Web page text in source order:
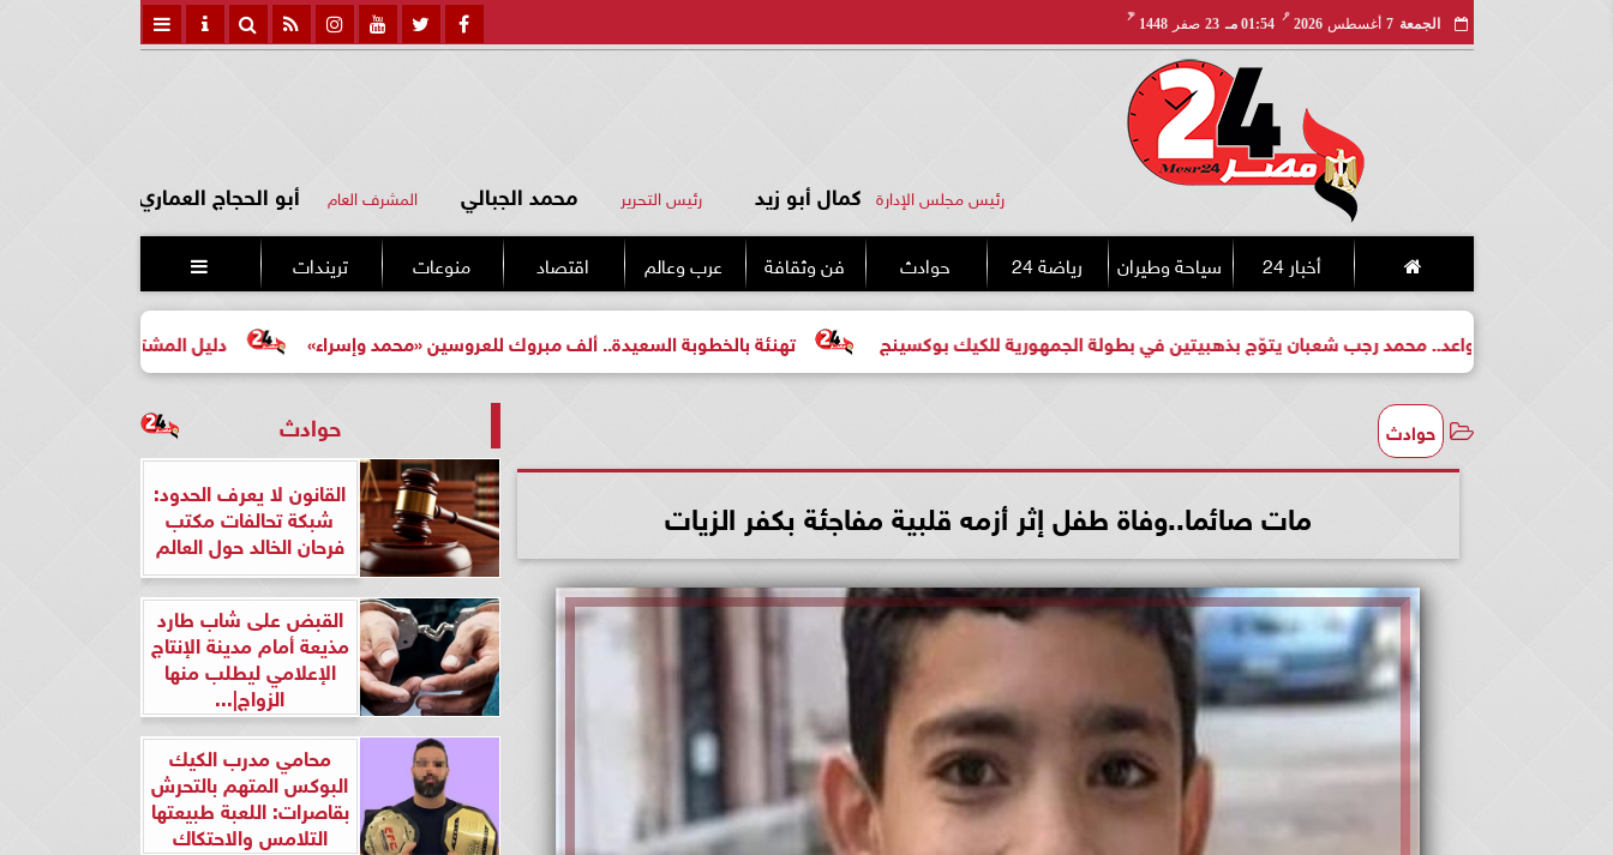
الجمعة 7 أغسطس 2026
مـ
01:54 مـ 23 صفر 1448
هـ
رئيس مجلس الإدارة كمال أبو زيد رئيس التحرير محمد الجبالي المشرف العام أبو الحجاج العماري
أخبار 24 سياحة وطيران رياضة 24 حوادث فن وثقافة عرب وعالم اقتصاد منوعات تريندات 
دليل المشتري لأول مرة لاختيار مشروع تهنئة بالخطوبة السعيدة.. ألف مبروك للعروسين «محمد وإسراء» واعد.. محمد رجب شعبان يتوّج بذهبيتين في بطولة الجمهورية للكيك بوكسينج
حوادث
مات صائما..وفاة طفل إثر أزمه قلبية مفاجئة بكفر الزيات
حوادث
القانون لا يعرف الحدود:
شبكة تحالفات مكتب
فرحان الخالد حول العالم
القبض على شاب طارد
مذيعة أمام مدينة الإنتاج
الإعلامي ليطلب منها
الزواج|...
محامي مدرب الكيك
البوكس المتهم بالتحرش
بقاصرات: اللعبة طبيعتها
التلامس والاحتكاك